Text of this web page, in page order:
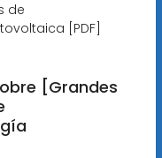
de
[PDF]
[Grandes